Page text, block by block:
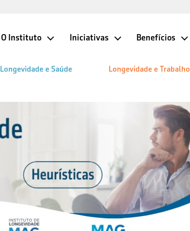
O Instituto Iniciativas Benefícios
Longevidade e Saúde Longevidade e Trabalho